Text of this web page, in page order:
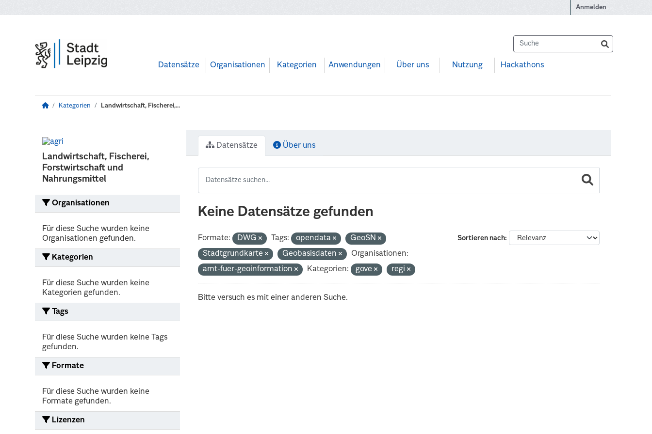
Anmelden
Datensätze Organisationen Kategorien Anwendungen Über uns Nutzung Hackathons
Kategorien Landwirtschaft, Fischerei,...
Landwirtschaft, Fischerei,
Forstwirtschaft und
Nahrungsmittel
Organisationen
Für diese Suche wurden keine
Organisationen gefunden.
Kategorien
Für diese Suche wurden keine
Kategorien gefunden.
Tags
Für diese Suche wurden keine Tags
gefunden.
Formate
Für diese Suche wurden keine
Formate gefunden.
Lizenzen
Datensätze Über uns
Keine Datensätze gefunden
Sortieren nach
Formate: DWG Tags: opendata
GeoSN
Stadtgrundkarte
Geobasisdaten
Organisationen:
amt-fuer-geoinformation
Kategorien: gove regi
Bitte versuch es mit einer anderen Suche.